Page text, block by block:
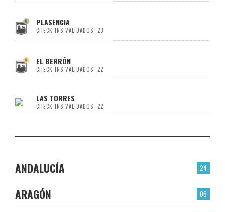
PLASENCIA
CHECK-INS VALIDADOS: 23
EL BERRÓN
CHECK-INS VALIDADOS: 22
LAS TORRES
CHECK-INS VALIDADOS: 22
24
ANDALUCÍA
06
ARAGÓN